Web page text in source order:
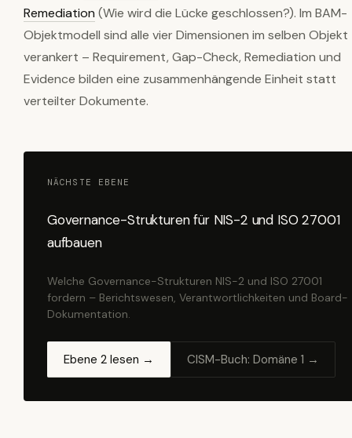
Remediation (Wie wird die Lücke geschlossen?). Im BAM-
Objektmodell sind alle vier Dimensionen im selben Objekt
verankert – Requirement, Gap-Check, Remediation und
Evidence bilden eine zusammenhängende Einheit statt
verteilter Dokumente.
NÄCHSTE EBENE
Governance-Strukturen für NIS-2 und ISO 27001
aufbauen
Welche Governance-Strukturen NIS-2 und ISO 27001
fordern – Berichtswesen, Verantwortlichkeiten und Board-
Dokumentation.
Ebene 2 lesen → CISM-Buch: Domäne 1 →